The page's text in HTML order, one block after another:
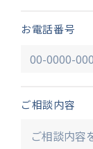
お電話番号
ご相談内容